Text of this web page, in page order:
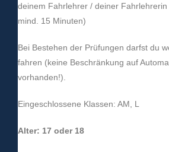
deinem Fahrlehrer / deiner
mind. 15 Minuten)
Bei Bestehen der Prüfungen darfst du
fahren (keine Beschränkung auf
vorhanden!).
Eingeschlossene Klassen: AM, L
Alter: 17 oder 18